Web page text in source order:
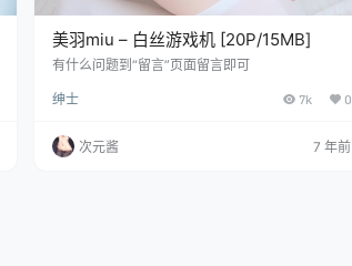
美羽miu – 白丝游戏机 [20P/15MB]
有什么问题到“留言”页面留言即可
绅士 7k 0
次元酱 7 年前